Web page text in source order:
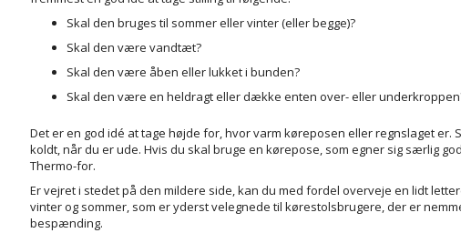
Skal den bruges til sommer eller vinter (eller begge)?
Skal den være vandtæt?
Skal den være åben eller lukket i bunden?
Skal den være en heldragt eller dække enten over- eller
Det er en god idé at tage højde for, hvor varm køreposen eller regnslaget
koldt, når du er ude. Hvis du skal bruge en kørepose, som egner sig særlig
Thermo-for.
Er vejret i stedet på den mildere side, kan du med fordel overveje en lidt
vinter og sommer, som er yderst velegnede til kørestolsbrugere, der er
bespænding.